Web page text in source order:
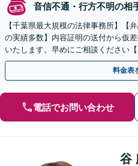
音信不通・行方不明の相
【千葉県最大規模の法律事務所】【
の実績多数】内容証明の送付から仮
いたします。早めにご相談ください
eb面談可】【千葉中央駅5分】
料金表
電話でお問い合わせ
谷